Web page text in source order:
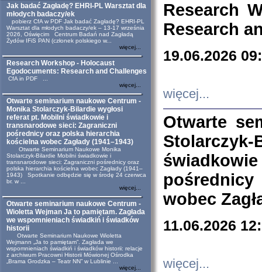
Jak badać Zagładę? EHRI-PL Warsztat dla
młodych badaczy/ek
pobierz CfA w PDF Jak badać Zagładę? EHRI-PL
Warsztat dla młodych badaczy/ek – 13-17 września
2026, Oświęcim Centrum Badań nad Zagładą
Żydów IFiS PAN (członek polskiego w...
więcej...
Research Workshop - Holocaust
Egodocuments: Research and Challenges
CfA in PDF ...
więcej...
Otwarte seminarium naukowe Centrum -
Monika Stolarczyk-Bilardie wygłosi
referat pt. Mobilni świadkowie i
transnarodowe sieci: Zagraniczni
pośrednicy oraz polska hierarchia
kościelna wobec Zagłady (1941–1943)
Otwarte Seminarium Naukowe Monika
Stolarczyk-Bilardie Mobilni świadkowie i
transnarodowe sieci: Zagraniczni pośrednicy oraz
polska hierarchia kościelna wobec Zagłady (1941–
1943) Spotkanie odbędzie się w środę 24 czerwca
br. w ...
więcej...
Otwarte seminarium naukowe Centrum -
Wioletta Wejman Ja to pamiętam. Zagłada
we wspomnieniach świadkiń i świadków
historii
Otwarte Seminarium Naukowe Wioletta
Wejmann „Ja to pamiętam”. Zagłada we
wspomnieniach świadkiń i świadków historii: relacje
z archiwum Pracowni Historii Mówionej Ośrodka
„Brama Grodzka – Teatr NN” w Lublinie ...
więcej...
Research
Research
19.06.2026
więcej...
Otwarte
wobec
11.06.2026
więcej...